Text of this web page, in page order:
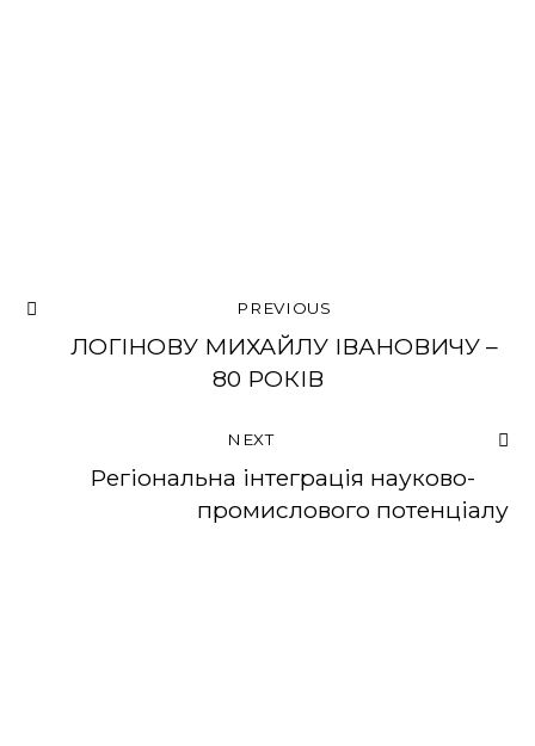
PREVIOUS
ЛОГІНОВУ МИХАЙЛУ ІВАНОВИЧУ –
80 РОКІВ
NEXT
Регіональна інтеграція науково-
промислового потенціалу